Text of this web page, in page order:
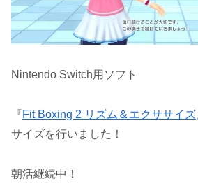
Nintendo Switch用ソフト
『Fit Boxing 2 リズム＆エクササイズ
サイズを行いました！
朝活継続中！